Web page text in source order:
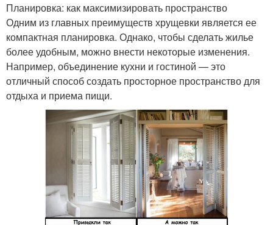
Планировка: как максимизировать пространство
Одним из главных преимуществ хрущевки является ее
компактная планировка. Однако, чтобы сделать жилье
более удобным, можно внести некоторые изменения.
Например, объединение кухни и гостиной — это
отличный способ создать просторное пространство для
отдыха и приема пищи.